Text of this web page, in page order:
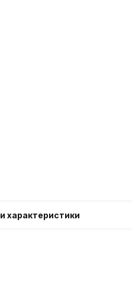
характеристики